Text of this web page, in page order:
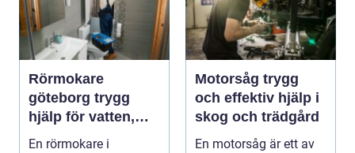
Rörmokare
göteborg trygg
hjälp för vatten,
värme och avlopp
En rörmokare i
Motorsåg trygg
och effektiv hjälp i
skog och trädgård
En motorsåg är ett av